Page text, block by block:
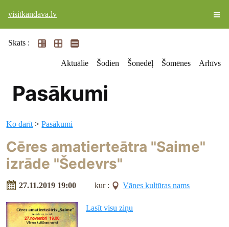
visitkandava.lv
Skats :
Aktuālie Šodien Šonedēļ Šomēnes Arhīvs
Pasākumi
Ko darīt >Pasākumi
Cēres amatierteātra "Saime"
izrāde "Šedevrs"
27.11.2019 19:00 kur : Vānes kultūras nams
Lasīt visu ziņu